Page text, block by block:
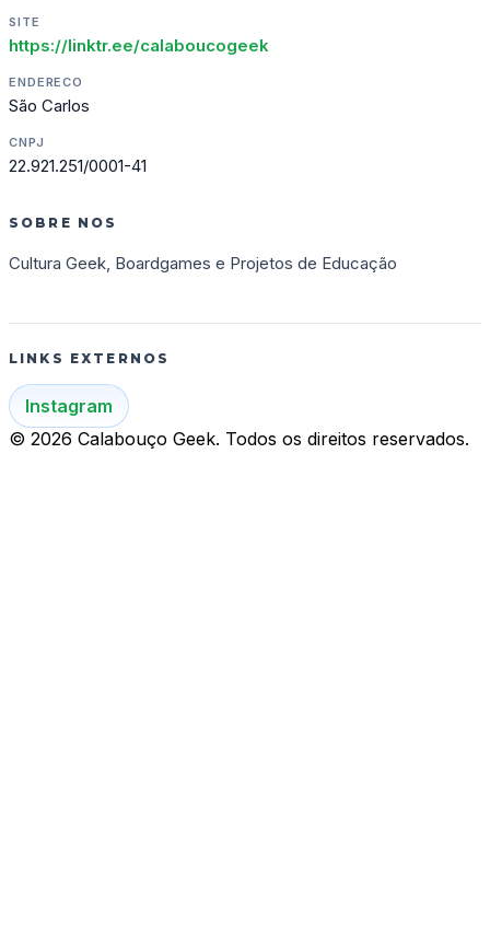
SITE
https://linktr.ee/calaboucogeek
ENDERECO
São Carlos
CNPJ
22.921.251/0001-41
SOBRE NOS
Cultura Geek, Boardgames e Projetos de Educação
LINKS EXTERNOS
Instagram
© 2026 Calabouço Geek. Todos os direitos reservados.